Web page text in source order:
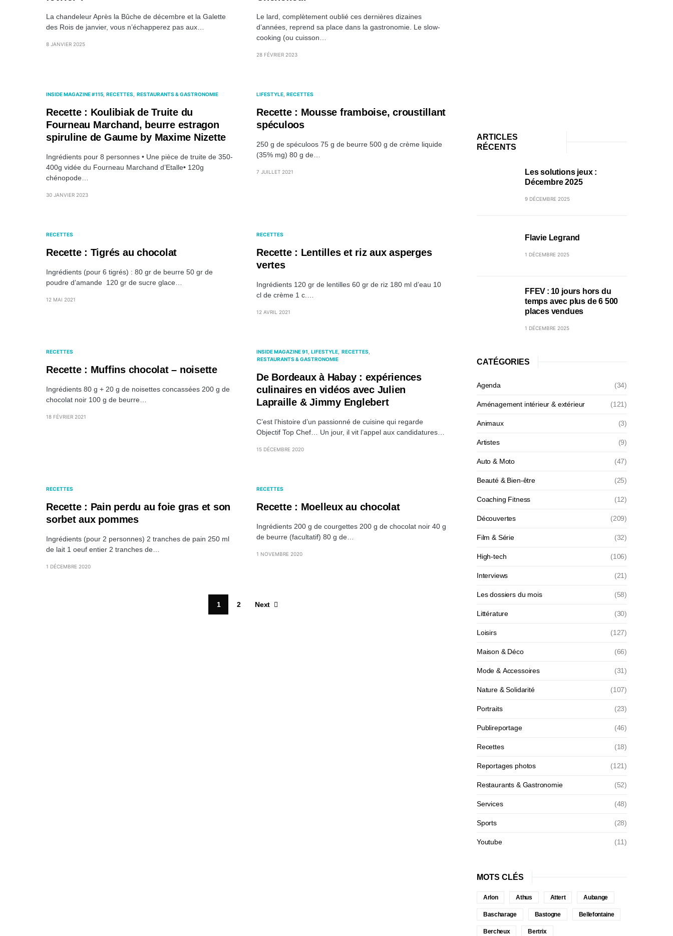
La chandeleur Après la Bûche de décembre et la Galette
des Rois de janvier, vous n’échapperez pas aux…
8 JANVIER 2025
Le lard, complètement oublié ces dernières dizaines
d’années, reprend sa place dans la gastronomie. Le slow-
cooking (ou cuisson…
28 FÉVRIER 2023
INSIDE MAGAZINE #115 RECETTES RESTAURANTS & GASTRONOMIE
Recette : Koulibiak de Truite du
Fourneau Marchand, beurre estragon
spiruline de Gaume by Maxime Nizette
Ingrédients pour 8 personnes • Une pièce de truite de 350-
400g vidée du Fourneau Marchand d’Etalle• 120g
chénopode…
30 JANVIER 2023
LIFESTYLE RECETTES
Recette : Mousse framboise, croustillant
spéculoos
250 g de spéculoos 75 g de beurre 500 g de crème liquide
(35% mg) 80 g de…
7 JUILLET 2021
RECETTES
Recette : Tigrés au chocolat
Ingrédients (pour 6 tigrés) : 80 gr de beurre 50 gr de
poudre d’amande 120 gr de sucre glace…
12 MAI 2021
RECETTES
Recette : Lentilles et riz aux asperges
vertes
Ingrédients 120 gr de lentilles 60 gr de riz 180 ml d’eau 10
cl de crème 1 c.…
12 AVRIL 2021
RECETTES
Recette : Muffins chocolat – noisette
Ingrédients 80 g + 20 g de noisettes concassées 200 g de
chocolat noir 100 g de beurre…
18 FÉVRIER 2021
INSIDE MAGAZINE 91 LIFESTYLE RECETTES
RESTAURANTS & GASTRONOMIE
De Bordeaux à Habay : expériences
culinaires en vidéos avec Julien
Lapraille & Jimmy Englebert
C’est l’histoire d’un passionné de cuisine qui regarde
Objectif Top Chef… Un jour, il vit l’appel aux candidatures…
15 DÉCEMBRE 2020
RECETTES
Recette : Pain perdu au foie gras et son
sorbet aux pommes
Ingrédients (pour 2 personnes) 2 tranches de pain 250 ml
de lait 1 oeuf entier 2 tranches de…
1 DÉCEMBRE 2020
RECETTES
Recette : Moelleux au chocolat
Ingrédients 200 g de courgettes 200 g de chocolat noir 40 g
de beurre (facultatif) 80 g de…
1 NOVEMBRE 2020
1 2 Next
ARTICLES
RÉCENTS
Les solutions jeux :
Décembre 2025
9 DÉCEMBRE 2025
Flavie Legrand
1 DÉCEMBRE 2025
FFEV : 10 jours hors du
temps avec plus de 6 500
places vendues
1 DÉCEMBRE 2025
CATÉGORIES
Agenda (34)
Aménagement intérieur & extérieur (121)
Animaux (3)
Artistes (9)
Auto & Moto (47)
Beauté & Bien-être (25)
Coaching Fitness (12)
Découvertes (209)
Film & Série (32)
High-tech (106)
Interviews (21)
Les dossiers du mois (58)
Littérature (30)
Loisirs (127)
Maison & Déco (66)
Mode & Accessoires (31)
Nature & Solidarité (107)
Portraits (23)
Publireportage (46)
Recettes (18)
Reportages photos (121)
Restaurants & Gastronomie (52)
Services (48)
Sports (28)
Youtube (11)
MOTS CLÉS
Arlon Athus Attert Aubange
Bascharage Bastogne Bellefontaine
Bercheux Bertrix